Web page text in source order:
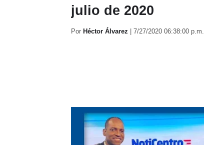
julio de 2020
Por Héctor Álvarez 7/27/2020 06:38:00 p.m.